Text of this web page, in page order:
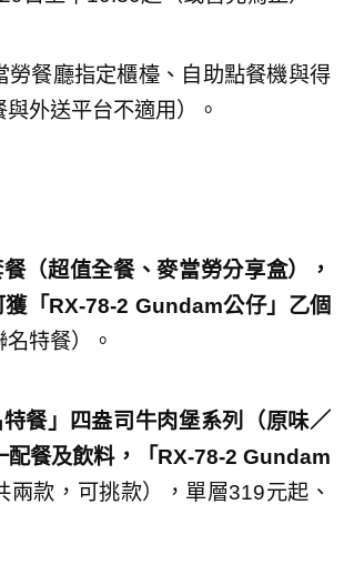
勞餐廳指定櫃檯、自助點餐機與得
外送平台不適用）。
（超值全餐、麥當勞分享盒）
，
「RX-78-2 Gundam公仔」乙個
名特餐）。
特餐」四盎司牛肉堡系列（原味／
配餐及飲料，「RX-78-2 Gundam
兩款，可挑款），單層319元起、